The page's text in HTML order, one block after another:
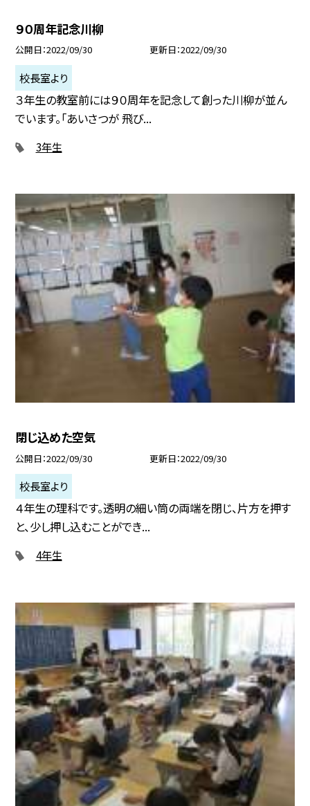
９０周年記念川柳
公開日 2022/09/30 更新日 2022/09/30
校長室より
３年生の教室前には９０周年を記念して創った川柳が並ん
でいます。「あいさつが 飛び...
3年生
閉じ込めた空気
公開日 2022/09/30 更新日 2022/09/30
校長室より
４年生の理科です。透明の細い筒の両端を閉じ、片方を押す
と、少し押し込むことができ...
4年生